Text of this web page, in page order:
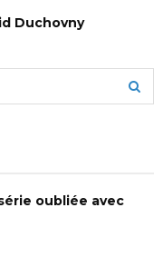
Duchovny
oubliée avec